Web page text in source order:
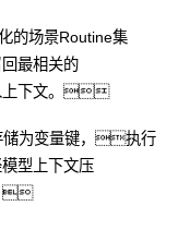
的场景Routine集
最相关的
上下文。
为变量键，执行
型上下文压
